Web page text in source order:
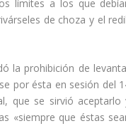
lí­mites a los que
de choza y el
la prohibición de
por ésta en sesión del
que se sirvió aceptarlo
«siempre que éstas